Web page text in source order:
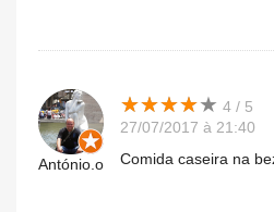
António.o
★★★★★
★★★★★ 4 / 5
27/07/2017 à 21:40
Comida caseira na